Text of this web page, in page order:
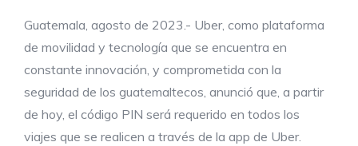
Guatemala, agosto de 2023.- Uber, como plataforma
de movilidad y tecnología que se encuentra en
constante innovación, y comprometida con la
seguridad de los guatemaltecos, anunció que, a partir
de hoy, el código PIN será requerido en todos los
viajes que se realicen a través de la app de Uber.